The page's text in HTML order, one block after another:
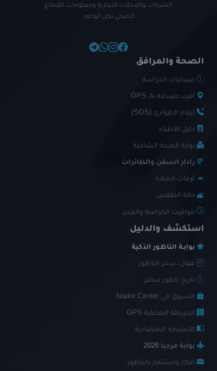
الشركات والمحلات التجارية ومعلومات القطاع
الصحي بجل أنواعه.
الصحة والمرافق
صيدليات الحراسة
أقرب صيدلية بالـ GPS
أرقام الطوارئ (SOS)
دليل الأطباء
بوابة الصحة الشاملة
رادار السفن والطائرات
أوقات الصلاة
حالة الطقس
مواقيت الحراسة والمدن
استكشف والدليل
بوابـة الناظـور الذكية
مقال: سحر الناظور
تاريخ ناظور سانتر
التسوق في Nador Center
الخريطة التفاعلية GPS
الأنشطة الاقتصادية
بوابة مرحبا 2026
أفكار واستثمار بالناظور